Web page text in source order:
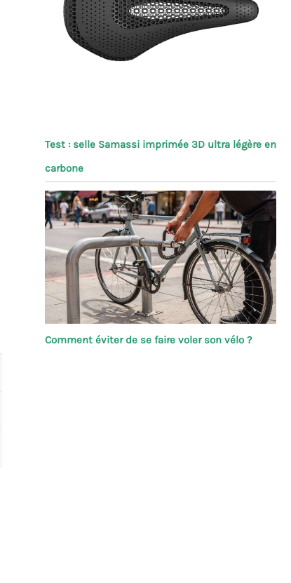
Test : selle Samassi imprimée 3D ultra légère en
carbone
Comment éviter de se faire voler son vélo ?